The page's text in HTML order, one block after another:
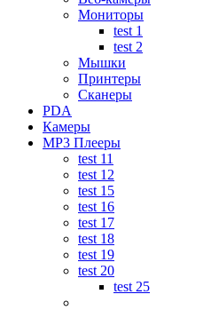
Мониторы
test 1
test 2
Мышки
Принтеры
Сканеры
PDA
Камеры
MP3 Плееры
test 11
test 12
test 15
test 16
test 17
test 18
test 19
test 20
test 25